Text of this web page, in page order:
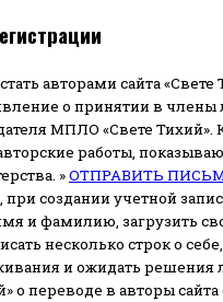
авторами сайта «Свете
о принятии в
МПЛО «Свете Тихий».
работы,
»ОТПРАВИТЬ
при создании учетной
и фамилию, загрузить
несколько строк о
и ожидать решения
о переводе в авторы